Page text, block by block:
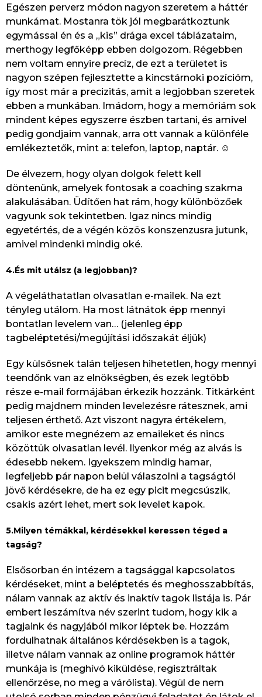
Egészen perverz módon nagyon szeretem a háttér
munkámat. Mostanra tök jól megbarátkoztunk
egymással én és a „kis” drága excel táblázataim,
merthogy legfőképp ebben dolgozom. Régebben
nem voltam ennyire precíz, de ezt a területet is
nagyon szépen fejlesztette a kincstárnoki pozícióm,
így most már a precizitás, amit a legjobban szeretek
ebben a munkában. Imádom, hogy a memóriám sok
mindent képes egyszerre észben tartani, és amivel
pedig gondjaim vannak, arra ott vannak a különféle
emlékeztetők, mint a: telefon, laptop, naptár. ☺
De élvezem, hogy olyan dolgok felett kell
döntenünk, amelyek fontosak a coaching szakma
alakulásában. Üdítően hat rám, hogy különbözőek
vagyunk sok tekintetben. Igaz nincs mindig
egyetértés, de a végén közös konszenzusra jutunk,
amivel mindenki mindig oké.
4.És mit utálsz (a legjobban)?
A végeláthatatlan olvasatlan e-mailek. Na ezt
tényleg utálom. Ha most látnátok épp mennyi
bontatlan levelem van… (jelenleg épp
tagbeléptetési/megújítási időszakát éljük)
Egy külsősnek talán teljesen hihetetlen, hogy mennyi
teendőnk van az elnökségben, és ezek legtöbb
része e-mail formájában érkezik hozzánk. Titkárként
pedig majdnem minden levelezésre rátesznek, ami
teljesen érthető. Azt viszont nagyra értékelem,
amikor este megnézem az emaileket és nincs
közöttük olvasatlan levél. Ilyenkor még az alvás is
édesebb nekem. Igyekszem mindig hamar,
legfeljebb pár napon belül válaszolni a tagságtól
jövő kérdésekre, de ha ez egy picit megcsúszik,
csakis azért lehet, mert sok levelet kapok.
5.Milyen témákkal, kérdésekkel keressen téged a
tagság?
Elsősorban én intézem a tagsággal kapcsolatos
kérdéseket, mint a beléptetés és meghosszabbítás,
nálam vannak az aktív és inaktív tagok listája is. Pár
embert leszámítva név szerint tudom, hogy kik a
tagjaink és nagyjából mikor léptek be. Hozzám
fordulhatnak általános kérdésekben is a tagok,
illetve nálam vannak az online programok háttér
munkája is (meghívó kiküldése, regisztráltak
ellenőrzése, no meg a várólista). Végül de nem